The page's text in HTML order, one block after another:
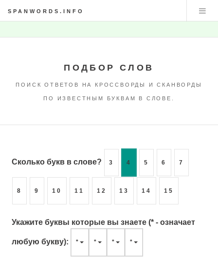
SPANWORDS.INFO
ПОДБОР СЛОВ
ПОИСК ОТВЕТОВ НА КРОССВОРДЫ И СКАНВОРДЫ
ПО ИЗВЕСТНЫМ БУКВАМ В СЛОВЕ.
Сколько букв в слове? 3 4 5 6 7
8 9 10 11 12 13 14 15
Укажите буквы которые вы знаете (* - означает
любую букву): * * * *